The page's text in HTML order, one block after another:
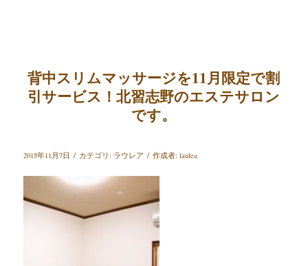
背中スリムマッサージを11月限定で割
引サービス！北習志野のエステサロン
です。
2015年11月7日 / カテゴリ: ラウレア / 作成者: laulea